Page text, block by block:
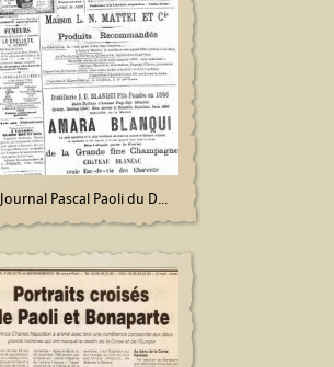
Journal Pascal Paoli du D...